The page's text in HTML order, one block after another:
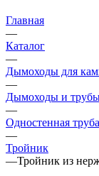
Главная
—
Каталог
—
Дымоходы для
—
Дымоходы и
—
Одностенная
—
Тройник
—Тройник из